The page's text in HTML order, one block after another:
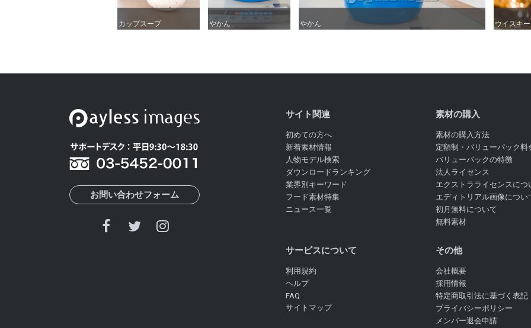
カップスープ
カップスープ やかん
やかん やかん
やかん ウイスキー
ウイスキー
お問い合わせフォーム
サイト関連
初めての方へ
新着素材情報
人物モデル検索
ダウンロードランキング
業界別キーワード
フード素材特集
ニュース一覧
素材の購入
素材の購入方法
定額制・バリューパック料
バリューパックの特徴
法人ライセンス
エクストラライセンスにつ
エディトリアル画像につい
初月無料について
無料素材
サービスについて
利用規約
ヘルプ
FAQ
サイトマップ
その他
会社概要
採用情報
特定商取引法に基づく表記
プライバシーポリシー
メンバー退会申請